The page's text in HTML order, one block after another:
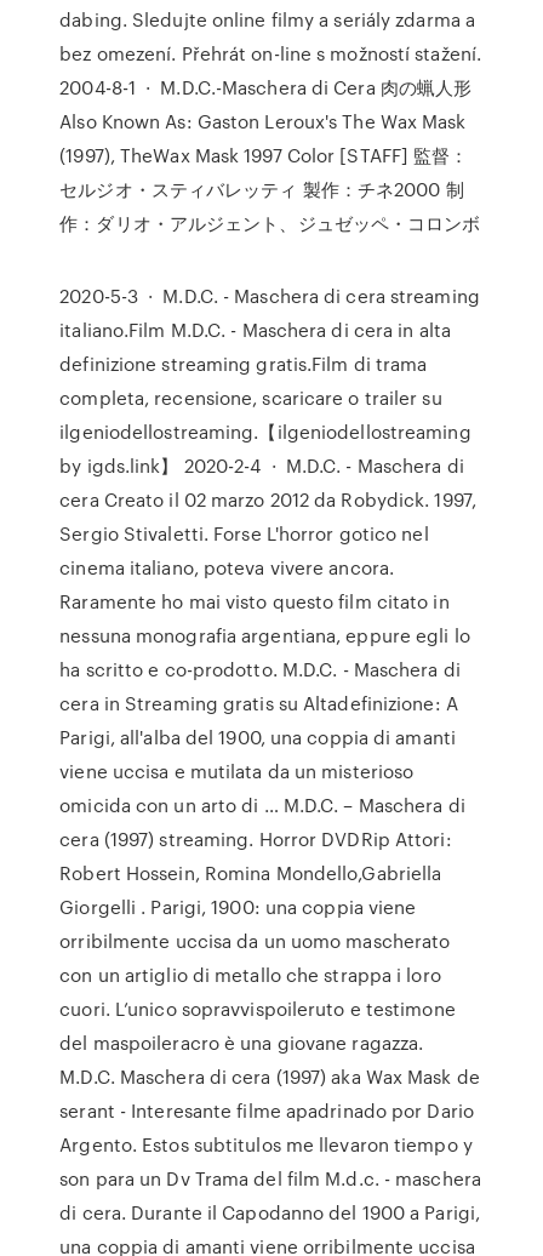
dabing. Sledujte online filmy a seriály zdarma a
bez omezení. Přehrát on-line s možností stažení.
2004-8-1 · M.D.C.-Maschera di Cera 肉の蝋人形
Also Known As: Gaston Leroux's The Wax Mask
(1997), TheWax Mask 1997 Color [STAFF] 監督：
セルジオ・スティバレッティ 製作：チネ2000 制
作：ダリオ・アルジェント、ジュゼッペ・コロンボ
2020-5-3 · M.D.C. - Maschera di cera streaming
italiano.Film M.D.C. - Maschera di cera in alta
definizione streaming gratis.Film di trama
completa, recensione, scaricare o trailer su
ilgeniodellostreaming.【ilgeniodellostreaming
by igds.link】 2020-2-4 · M.D.C. - Maschera di
cera Creato il 02 marzo 2012 da Robydick. 1997,
Sergio Stivaletti. Forse L'horror gotico nel
cinema italiano, poteva vivere ancora.
Raramente ho mai visto questo film citato in
nessuna monografia argentiana, eppure egli lo
ha scritto e co-prodotto. M.D.C. - Maschera di
cera in Streaming gratis su Altadefinizione: A
Parigi, all'alba del 1900, una coppia di amanti
viene uccisa e mutilata da un misterioso
omicida con un arto di … M.D.C. – Maschera di
cera (1997) streaming. Horror DVDRip Attori:
Robert Hossein, Romina Mondello,Gabriella
Giorgelli . Parigi, 1900: una coppia viene
orribilmente uccisa da un uomo mascherato
con un artiglio di metallo che strappa i loro
cuori. L’unico sopravvispoileruto e testimone
del maspoileracro è una giovane ragazza.
M.D.C. Maschera di cera (1997) aka Wax Mask de
serant - Interesante filme apadrinado por Dario
Argento. Estos subtitulos me llevaron tiempo y
son para un Dv Trama del film M.d.c. - maschera
di cera. Durante il Capodanno del 1900 a Parigi,
una coppia di amanti viene orribilmente uccisa